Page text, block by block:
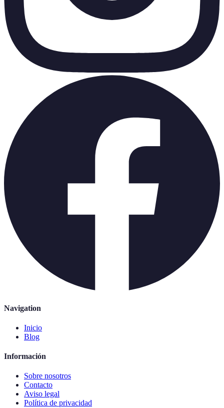
Navigation
Inicio
Blog
Información
Sobre nosotros
Contacto
Aviso legal
Política de privacidad